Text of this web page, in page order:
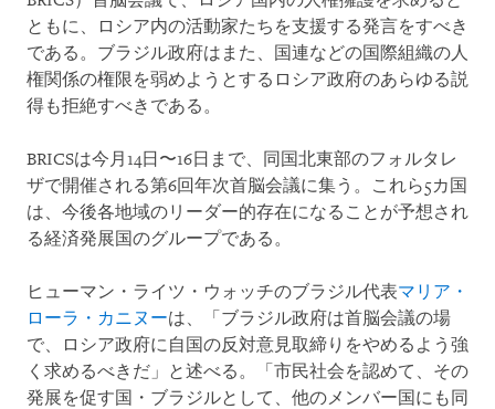
ともに、ロシア内の活動家たちを支援する発言をすべき
である。ブラジル政府はまた、国連などの国際組織の人
権関係の権限を弱めようとするロシア政府のあらゆる説
得も拒絶すべきである。
BRICSは今月14日〜16日まで、同国北東部のフォルタレ
ザで開催される第6回年次首脳会議に集う。これら5カ国
は、今後各地域のリーダー的存在になることが予想され
る経済発展国のグループである。
ヒューマン・ライツ・ウォッチのブラジル代表マリア・
ローラ・カニヌーは、「ブラジル政府は首脳会議の場
で、ロシア政府に自国の反対意見取締りをやめるよう強
く求めるべきだ」と述べる。「市民社会を認めて、その
発展を促す国・ブラジルとして、他のメンバー国にも同